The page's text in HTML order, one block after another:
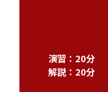
演習：20分
解説：20分